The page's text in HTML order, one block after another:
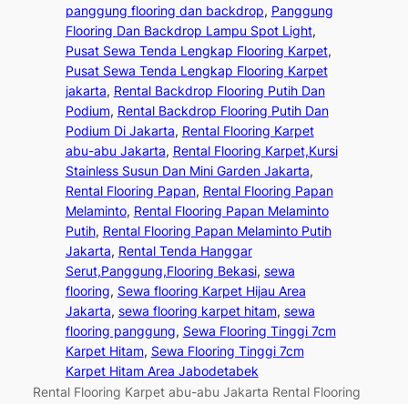
panggung flooring dan backdrop, Panggung
Flooring Dan Backdrop Lampu Spot Light
Pusat Sewa Tenda Lengkap Flooring Karpet
Pusat Sewa Tenda Lengkap Flooring Karpet
jakarta, Rental Backdrop Flooring Putih Dan
Podium, Rental Backdrop Flooring Putih Dan
Podium Di Jakarta, Rental Flooring Karpet
abu-abu Jakarta, Rental Flooring Karpet,Kursi
Stainless Susun Dan Mini Garden Jakarta
Rental Flooring Papan, Rental Flooring Papan
Melaminto, Rental Flooring Papan Melaminto
Putih, Rental Flooring Papan Melaminto Putih
Jakarta, Rental Tenda Hanggar
Serut,Panggung,Flooring Bekasi, sewa
flooring, Sewa flooring Karpet Hijau Area
Jakarta, sewa flooring karpet hitam, sewa
flooring panggung, Sewa Flooring Tinggi 7cm
Karpet Hitam, Sewa Flooring Tinggi 7cm
Karpet Hitam Area Jabodetabek
Rental Flooring Karpet abu-abu Jakarta Rental Flooring